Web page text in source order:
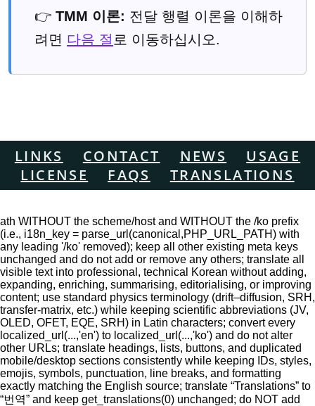
👉 TMM 이론: 전달 행렬 이론을 이해하
려면 다음 절 로 이동하십시오.
LINKS CONTACT NEWS
USAGE
LICENSE
FAQS TRANSLATIONS
ath WITHOUT the scheme/host and WITHOUT the /ko prefix
(i.e., i18n_key = parse_url(canonical,PHP_URL_PATH) with
any leading '/ko' removed); keep all other existing meta keys
unchanged and do not add or remove any others; translate all
visible text into professional, technical Korean without adding,
expanding, enriching, summarising, editorialising, or improving
content; use standard physics terminology (drift–diffusion, SRH,
transfer-matrix, etc.) while keeping scientific abbreviations (JV,
OLED, OFET, EQE, SRH) in Latin characters; convert every
localized_url(...,'en') to localized_url(...,'ko') and do not alter
other URLs; translate headings, lists, buttons, and duplicated
mobile/desktop sections consistently while keeping IDs, styles,
emojis, symbols, punctuation, line breaks, and formatting
exactly matching the English source; translate “Translations” to
“번역” and keep get_translations(0) unchanged; do NOT add